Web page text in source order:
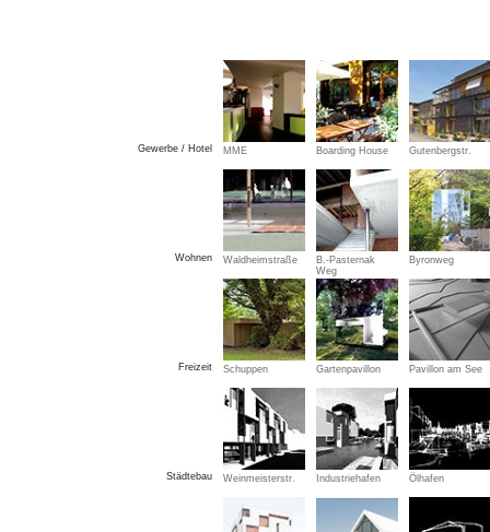
Gewerbe / Hotel
Wohnen
Freizeit
Städtebau
MME Boarding House Gutenbergstr.
Waldheimstraße
B.-Pasternak
Weg
Byronweg
Schuppen Gartenpavillon Pavillon am See
Weinmeisterstr. Industriehafen Ölhafen